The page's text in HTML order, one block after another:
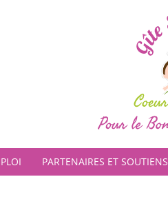
PARTENAIRES ET SOUTIENS